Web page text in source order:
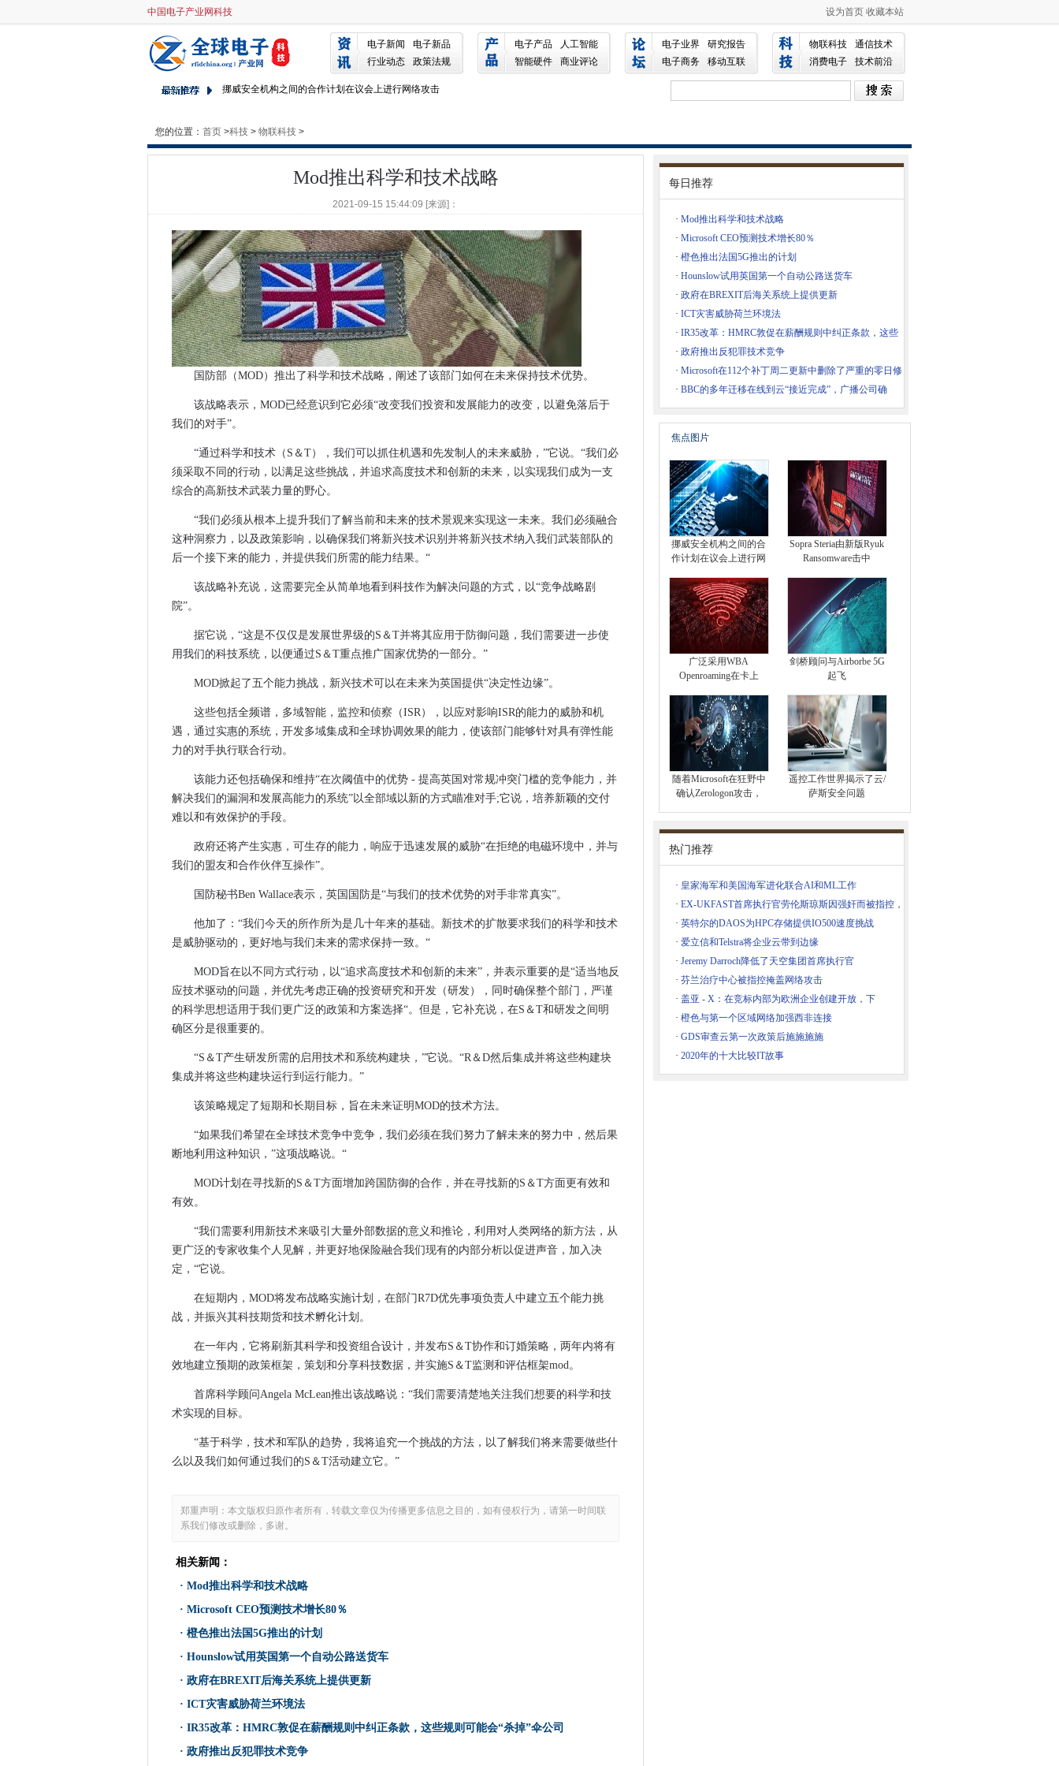
中国电子产业网科技 设为首页 收藏本站
电子新闻
电子新品
行业动态
政策法规
电子产品
人工智能
智能硬件
商业评论
电子业界
研究报告
电子商务
移动互联
物联科技
通信技术
消费电子
技术前沿
Mod推出科学和技术战略
NAO说，透明度和诚实的主要计划成功的关键
皇家海军和美国海军进化联合AI和ML工作
EX-UKFAST首席执行官劳伦斯琼斯因强奸而被指控，大曼彻斯特警方确认
Sopra Steria由新版Ryuk Ransomware击中
橙色推出法国5G推出的计划
无助的行星赢得了对华为的专利许可案例
英特尔的DAOS为HPC存储提供IO500速度挑战
广泛采用WBA Openroaming在卡上
Hounslow试用英国第一个自动公路送货车
DBS部署IBM Z15大型机
爱立信和Telstra将企业云带到边缘
剑桥顾问与Airborbe 5G起飞
政府在BREXIT后海关系统上提供更新
BP和Microsoft通过清洁能源协议扩展云交易
Jeremy Darroch降低了天空集团首席执行官
随着Microsoft在狂野中确认Zerologon攻击，播放补丁
Matt Hancock宣布医疗保健AI项目5000万英镑
芬兰治疗中心被指控掩盖网络攻击
IR35改革：HMRC敦促在薪酬规则中纠正条款，这些规则可能会“杀掉”伞公司
NAO说，家庭办公室数字边界计划未能提供交付
新加坡政府仍然是网络攻击者的“多汁的目标”
橙色与第一个区域网络加强西非连接
它优先事项：APAC企业准备恢复预算
Microsoft Hails在Sub-Sea Datacentres中运行的服务器可靠性
BBC的多年迁移在线到云“接近完成”，广播公司确认
claritas taps ai加强医学图像
2020年的十大比较IT故事
机会主义的eGregor赎金软件是一种新兴和积极的威胁
华为推出了1 + N个目标5G网络的解决方案
Benelux Ports在主要效率驱动器中使用BloctChain
英国政府地理空间委员会规定了利用位置数据的行动
英国 - 欧盟Brexit交易：Techuk看到数字和数据充足的积极历程
Deutsche Bank将零售银行IT单位销售给TCS 1欧元
挪威的企业希望政府支持“畜群免疫力”到网络攻击
银行会议室的专业知识降低了风险，发现欧洲的央行
Mod推出科学和技术战略
NAO说，透明度和诚实的主要计划成功的关键
Horiba Mira将自动车辆与沃达丰4G和5G加速
Sopra Steria由新版Ryuk Ransomware击中
橙色推出法国5G推出的计划
无助的行星赢得了对华为的专利许可案例
英特尔的DAOS为HPC存储提供IO500速度挑战
广泛采用WBA Openroaming在卡上
DBS部署IBM Z15大型机
剑桥顾问与Airborbe 5G起飞
政府在BREXIT后海关系统上提供更新
BP和Microsoft通过清洁能源协议扩展云交易
Jeremy Darroch降低了天空集团首席执行官
ICT灾害威胁荷兰环境法
Matt Hancock宣布医疗保健AI项目5000万英镑
IR35改革：HMRC敦促在薪酬规则中纠正条款，这些规则可能会“杀掉”伞公司
爱丁堡委员会创建智能城市运营中心
盖亚 - X：在竞标内部为欧洲企业创建开放，下一步数据基础设施
NAO说，家庭办公室数字边界计划未能提供交付
政府推出反犯罪技术竞争
新加坡政府仍然是网络攻击者的“多汁的目标”
橙色与第一个区域网络加强西非连接
您的位置： 首页 >科技 > 物联科技 >
Mod推出科学和技术战略
2021-09-15 15:44:09 [来源]：
国防部（MOD）推出了科学和技术战略，阐述了该部门如何在未来保持技术优势。
该战略表示，MOD已经意识到它必须“改变我们投资和发展能力的改变，以避免落后于
我们的对手”。
“通过科学和技术（S＆T），我们可以抓住机遇和先发制人的未来威胁，”它说。“我们必
须采取不同的行动，以满足这些挑战，并追求高度技术和创新的未来，以实现我们成为一支
综合的高新技术武装力量的野心。
“我们必须从根本上提升我们了解当前和未来的技术景观来实现这一未来。我们必须融合
这种洞察力，以及政策影响，以确保我们将新兴技术识别并将新兴技术纳入我们武装部队的
后一个接下来的能力，并提供我们所需的能力结果。“
该战略补充说，这需要完全从简单地看到科技作为解决问题的方式，以“竞争战略剧
院”。
据它说，“这是不仅仅是发展世界级的S＆T并将其应用于防御问题，我们需要进一步使
用我们的科技系统，以便通过S＆T重点推广国家优势的一部分。”
MOD掀起了五个能力挑战，新兴技术可以在未来为英国提供“决定性边缘”。
这些包括全频谱，多域智能，监控和侦察（ISR），以应对影响ISR的能力的威胁和机
遇，通过实惠的系统，开发多域集成和全球协调效果的能力，使该部门能够针对具有弹性能
力的对手执行联合行动。
该能力还包括确保和维持“在次阈值中的优势 - 提高英国对常规冲突门槛的竞争能力，并
解决我们的漏洞和发展高能力的系统”以全部域以新的方式瞄准对手;它说，培养新颖的交付
难以和有效保护的手段。
政府还将产生实惠，可生存的能力，响应于迅速发展的威胁“在拒绝的电磁环境中，并与
我们的盟友和合作伙伴互操作”。
国防秘书Ben Wallace表示，英国国防是“与我们的技术优势的对手非常真实”。
他加了：“我们今天的所作所为是几十年来的基础。新技术的扩散要求我们的科学和技术
是威胁驱动的，更好地与我们未来的需求保持一致。“
MOD旨在以不同方式行动，以“追求高度技术和创新的未来”，并表示重要的是“适当地反
应技术驱动的问题，并优先考虑正确的投资研究和开发（研发），同时确保整个部门，严谨
的科学思想适用于我们更广泛的政策和方案选择“。但是，它补充说，在S＆T和研发之间明
确区分是很重要的。
“S＆T产生研发所需的启用技术和系统构建块，”它说。“R＆D然后集成并将这些构建块
集成并将这些构建块运行到运行能力。”
该策略规定了短期和长期目标，旨在未来证明MOD的技术方法。
“如果我们希望在全球技术竞争中竞争，我们必须在我们努力了解未来的努力中，然后果
断地利用这种知识，”这项战略说。“
MOD计划在寻找新的S＆T方面增加跨国防御的合作，并在寻找新的S＆T方面更有效和
有效。
“我们需要利用新技术来吸引大量外部数据的意义和推论，利用对人类网络的新方法，从
更广泛的专家收集个人见解，并更好地保险融合我们现有的内部分析以促进声音，加入决
定，“它说。
在短期内，MOD将发布战略实施计划，在部门R7D优先事项负责人中建立五个能力挑
战，并振兴其科技期货和技术孵化计划。
在一年内，它将刷新其科学和投资组合设计，并发布S＆T协作和订婚策略，两年内将有
效地建立预期的政策框架，策划和分享科技数据，并实施S＆T监测和评估框架mod。
首席科学顾问Angela McLean推出该战略说：“我们需要清楚地关注我们想要的科学和技
术实现的目标。
“基于科学，技术和军队的趋势，我将追究一个挑战的方法，以了解我们将来需要做些什
么以及我们如何通过我们的S＆T活动建立它。”
郑重声明：本文版权归原作者所有，转载文章仅为传播更多信息之目的，如有侵权行为，请第一时间联
系我们修改或删除，多谢。
相关新闻：
· Mod推出科学和技术战略
· Microsoft CEO预测技术增长80％
· 橙色推出法国5G推出的计划
· Hounslow试用英国第一个自动公路送货车
· 政府在BREXIT后海关系统上提供更新
· ICT灾害威胁荷兰环境法
· IR35改革：HMRC敦促在薪酬规则中纠正条款，这些规则可能会“杀掉”伞公司
· 政府推出反犯罪技术竞争
每日推荐
· Mod推出科学和技术战略
· Microsoft CEO预测技术增长80％
· 橙色推出法国5G推出的计划
· Hounslow试用英国第一个自动公路送货车
· 政府在BREXIT后海关系统上提供更新
· ICT灾害威胁荷兰环境法
· IR35改革：HMRC敦促在薪酬规则中纠正条款，这些
规
· 政府推出反犯罪技术竞争
· Microsoft在112个补丁周二更新中删除了严重的零日修
复
· BBC的多年迁移在线到云“接近完成”，广播公司确
焦点图片
挪威安全机构之间的合
作计划在议会上进行网
Sopra Steria由新版Ryuk
Ransomware击中
广泛采用WBA
Openroaming在卡上
剑桥顾问与Airborbe 5G
起飞
随着Microsoft在狂野中
确认Zerologon攻击，
遥控工作世界揭示了云/
萨斯安全问题
热门推荐
· 皇家海军和美国海军进化联合AI和ML工作
· EX-UKFAST首席执行官劳伦斯琼斯因强奸而被指控，
· 英特尔的DAOS为HPC存储提供IO500速度挑战
· 爱立信和Telstra将企业云带到边缘
· Jeremy Darroch降低了天空集团首席执行官
· 芬兰治疗中心被指控掩盖网络攻击
· 盖亚 - X：在竞标内部为欧洲企业创建开放，下
· 橙色与第一个区域网络加强西非连接
· GDS审查云第一次政策后施施施施
· 2020年的十大比较IT故事